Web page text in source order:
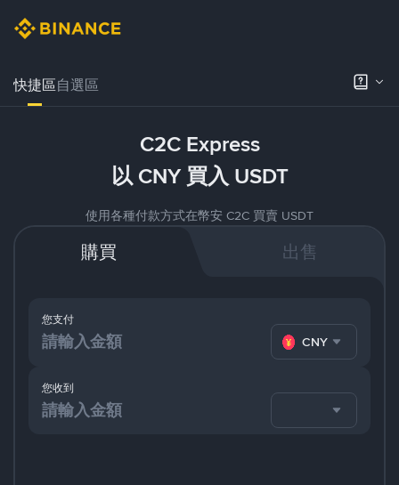
快捷區自選區
C2C Express
以 CNY 買入 USDT
使用各種付款方式在幣安 C2C 買賣 USDT
購買 出售
您支付
CNY
您收到